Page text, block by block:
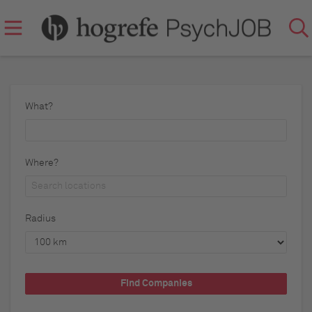
What?
Where?
Radius